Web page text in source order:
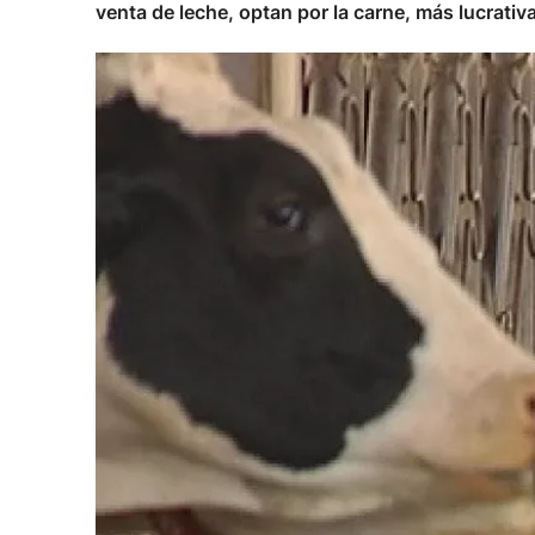
venta de leche, optan por la carne, más